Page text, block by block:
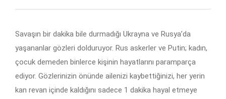
Savaşın bir dakika bile durmadığı Ukrayna ve Rusya’da
yaşananlar gözleri dolduruyor. Rus askerler ve Putin; kadın,
çocuk demeden binlerce kişinin hayatlarını paramparça
ediyor. Gözlerinizin önünde ailenizi kaybettiğinizi, her yerin
kan revan içinde kaldığını sadece 1 dakika hayal etmeye